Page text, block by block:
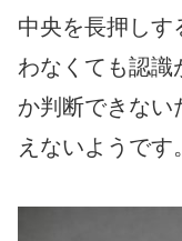
中央を長押しす
わなくても認識
か判断できない
えないようです。